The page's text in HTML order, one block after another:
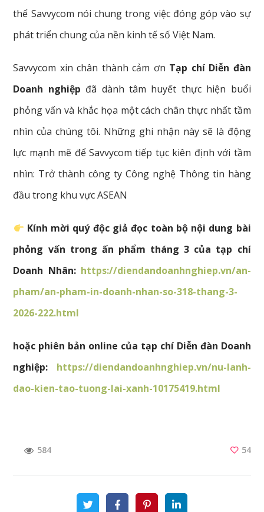
thể Savvycom nói chung trong việc đóng góp vào sự
phát triển chung của nền kinh tế số Việt Nam.
Savvycom xin chân thành cảm ơn Tạp chí Diễn đàn
Doanh nghiệp đã dành tâm huyết thực hiện buổi
phỏng vấn và khắc họa một cách chân thực nhất tầm
nhìn của chúng tôi. Những ghi nhận này sẽ là động
lực mạnh mẽ để Savvycom tiếp tục kiên định với tầm
nhìn: Trở thành công ty Công nghệ Thông tin hàng
đầu trong khu vực ASEAN
Kính mời quý độc giả đọc toàn bộ nội dung bài
phỏng vấn trong ấn phẩm tháng 3 của tạp chí
Doanh Nhân: https://diendandoanhnghiep.vn/an-
pham/an-pham-in-doanh-nhan-so-318-thang-3-
2026-222.html
hoặc phiên bản online của tạp chí Diễn đàn Doanh
nghiệp:
https://diendandoanhnghiep.vn/nu-lanh-
dao-kien-tao-tuong-lai-xanh-10175419.html
584 54